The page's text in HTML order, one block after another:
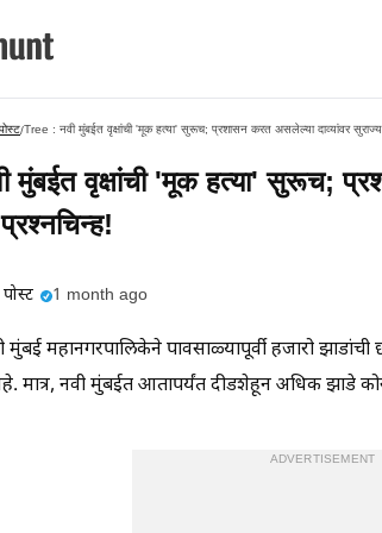
/Tree : नवी मुंबईत वृक्षांची 'मूक हत्या' सुरूच; प्रशासन करत असलेल्या दाव्यांवर सुराज्य
मुंबईत वृक्षांची 'मूक हत्या' सुरूच;
1 month ago
मुंबई महानगरपालिकेने पावसाळ्यापूर्वी हजारो
मात्र, नवी मुंबईत आतापर्यंत दीडशेहून अधिक झाडे
ADVERTISEMENT